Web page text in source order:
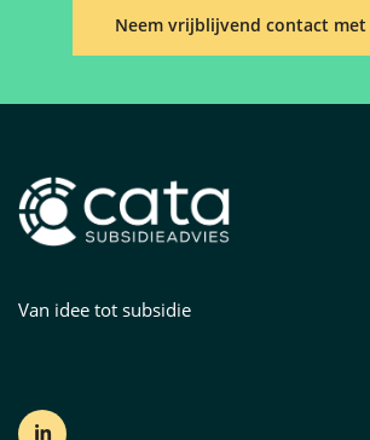
Neem vrijblijvend contact met
Van idee tot subsidie